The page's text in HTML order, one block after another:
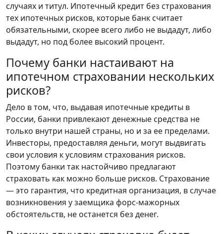
случаях и титул. Ипотечный кредит без страхования
тех ипотечных рисков, которые банк считает
обязательными, скорее всего либо не выдадут, либо
выдадут, но под более высокий процент.
Почему банки настаивают на
ипотечном страховании нескольких
рисков?
Дело в том, что, выдавая ипотечные кредиты в
России, банки привлекают денежные средства не
только внутри нашей страны, но и за ее пределами.
Инвесторы, предоставляя деньги, могут выдвигать
свои условия к условиям страхования рисков.
Поэтому банки так настойчиво предлагают
страховать как можно больше рисков. Страхование
— это гарантия, что кредитная организация, в случае
возникновения у заемщика форс-мажорных
обстоятельств, не останется без денег.